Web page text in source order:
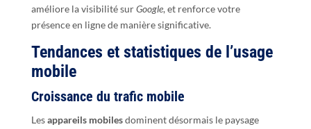
améliore la visibilité surGoogle, et renforce votre
présence en ligne de manière significative.
Tendances et statistiques de l’usage
mobile
Croissance du trafic mobile
Lesappareils mobilesdominent désormais le paysage